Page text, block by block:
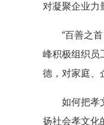
对凝聚企业力
“百善之首，
峰积极组织员
德，对家庭、
如何把孝文
扬社会孝文化